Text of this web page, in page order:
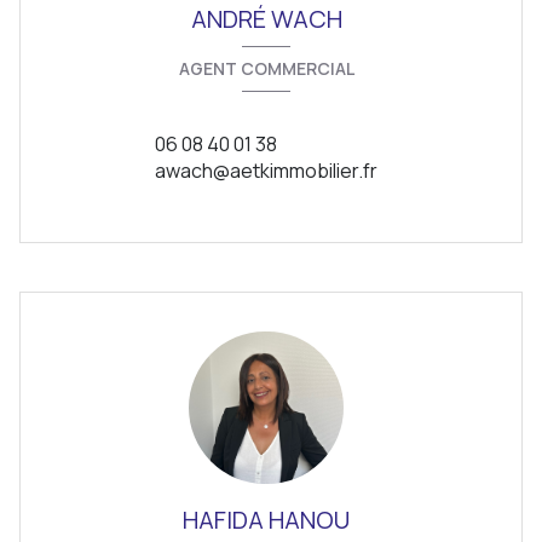
ANDRÉ WACH
AGENT COMMERCIAL
06 08 40 01 38
awach@aetkimmobilier.fr
HAFIDA HANOU